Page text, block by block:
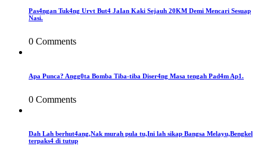
Pas4ngan Tuk4ng Urvt But4 JaIan Kaki Sejauh 20KM Demi Mencari Sesuap
Nasi.
0 Comments
Apa Punca? Angg0ta Bomba Tiba-tiba Diser4ng Masa tengah Pad4m Ap1.
0 Comments
Dah Lah berhut4ang,Nak murah pula tu,Ini lah sikap Bangsa Melayu,Bengkel
terpaks4 di tutup